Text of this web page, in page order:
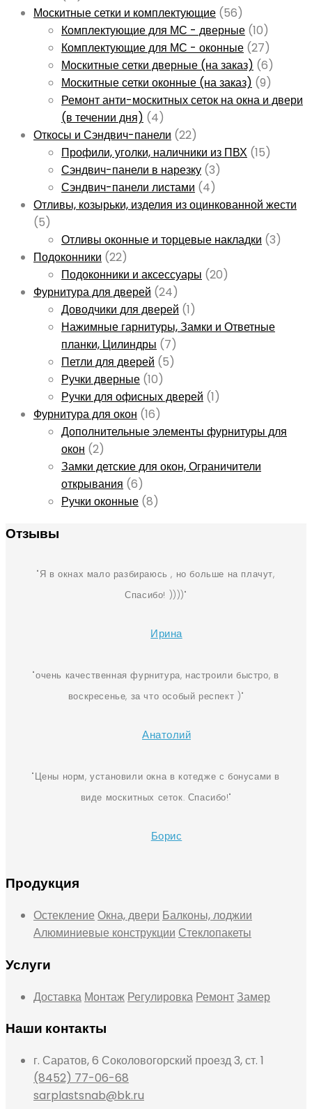
Москитные сетки и комплектующие (56)
Комплектующие для МС - дверные (10)
Комплектующие для МС - оконные (27)
Москитные сетки дверные (на заказ) (6)
Москитные сетки оконные (на заказ) (9)
Ремонт анти-москитных сеток на окна и двери
(в течении дня) (4)
Откосы и Сэндвич-панели (22)
Профили, уголки, наличники из ПВХ (15)
Сэндвич-панели в нарезку (3)
Сэндвич-панели листами (4)
Отливы, козырьки, изделия из оцинкованной жести
(5)
Отливы оконные и торцевые накладки (3)
Подоконники (22)
Подоконники и аксессуары (20)
Фурнитура для дверей (24)
Доводчики для дверей (1)
Нажимные гарнитуры, Замки и Ответные
планки, Цилиндры (7)
Петли для дверей (5)
Ручки дверные (10)
Ручки для офисных дверей (1)
Фурнитура для окон (16)
Дополнительные элементы фурнитуры для
окон (2)
Замки детские для окон, Ограничители
открывания (6)
Ручки оконные (8)
Отзывы
Я в окнах мало разбираюсь , но больше на плачут,
Спасибо! ))))
Ирина
очень качественная фурнитура, настроили быстро, в
воскресенье, за что особый респект )
Анатолий
Цены норм, установили окна в котедже с бонусами в
виде москитных сеток. Спасибо!
Борис
Продукция
Остекление Окна, двери Балконы, лоджии
Алюминиевые конструкции Стеклопакеты
Услуги
Доставка Монтаж Регулировка Ремонт Замер
Наши контакты
г. Саратов, 6 Соколовогорский проезд 3, ст. 1
(8452) 77-06-68
sarplastsnab@bk.ru